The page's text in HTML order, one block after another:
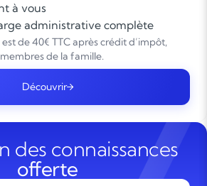
à vous
administrative complète
de 40€ TTC après crédit d’impôt,
de la famille.
Découvrir
des connaissances
offerte